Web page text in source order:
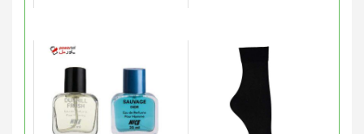
محصول
انتخاب
این
محصول
دارای
انواع